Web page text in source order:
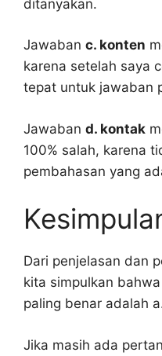
ditanyakan.
Jawaban c. konten
karena setelah saya
tepat untuk jawaban
Jawaban d. kontak
100% salah, karena
pembahasan yang
Dari penjelasan dan
kita simpulkan
paling benar adalah
Jika masih ada